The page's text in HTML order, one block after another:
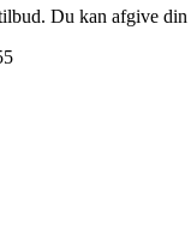
Du kan afgive